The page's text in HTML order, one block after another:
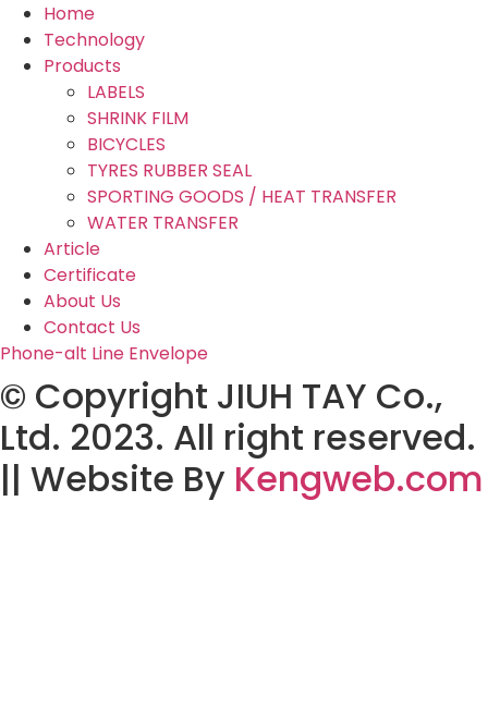
Home
Technology
Products
LABELS
SHRINK FILM
BICYCLES
TYRES RUBBER SEAL
SPORTING GOODS / HEAT TRANSFER
WATER TRANSFER
Article
Certificate
About Us
Contact Us
Phone-alt Line Envelope
© Copyright JIUH TAY Co.,
Ltd. 2023. All right reserved.
|| Website By Kengweb.com